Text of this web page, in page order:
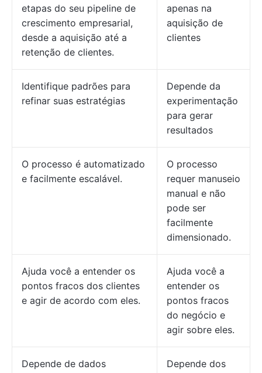
etapas do seu pipeline de
crescimento empresarial,
desde a aquisição até a
retenção de clientes.
apenas na
aquisição de
clientes
Identifique padrões para
refinar suas estratégias
Depende da
experimentação
para gerar
resultados
O processo é automatizado
e facilmente escalável.
O processo
requer manuseio
manual e não
pode ser
facilmente
dimensionado.
Ajuda você a entender os
pontos fracos dos clientes
e agir de acordo com eles.
Ajuda você a
entender os
pontos fracos
do negócio e
agir sobre eles.
Depende de dados
Depende dos